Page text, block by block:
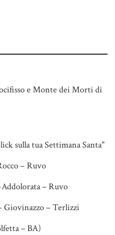
e Monte dei Morti di
sulla tua Settimana Santa"
– Ruvo
– Ruvo
Giovinazzo – Terlizzi
– BA)